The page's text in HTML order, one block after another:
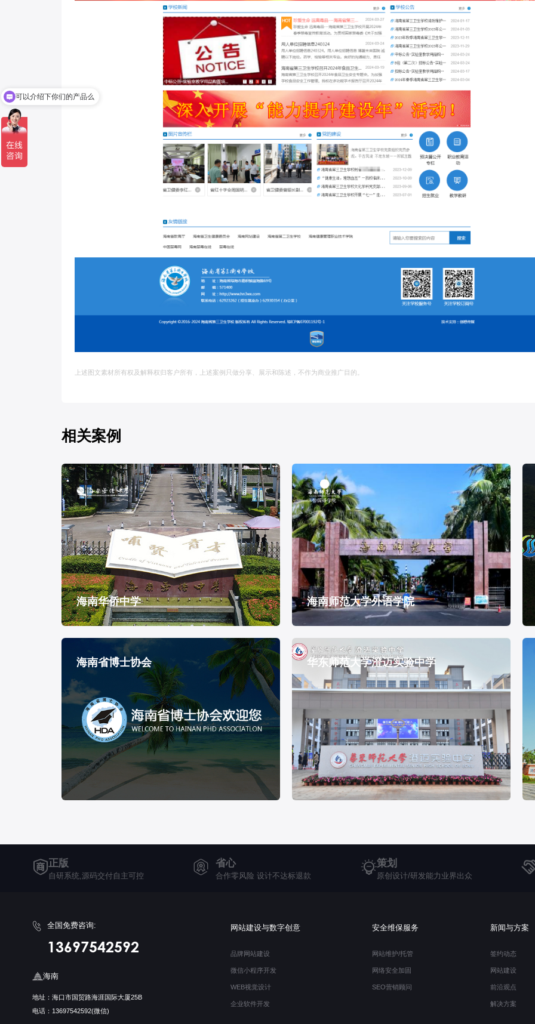
务实派网站开发服
Hi，我们可以一起帮您解决,您目前需解决的问题!
13697542592
上述图文素材所有权及解释权归客户所有，上述案例只做分享、展示和陈述，不作为商业推广目的。
相关案例
海南华侨中学 海南师范大学外语学院
海南省博士协会 华东师范大学澄迈实验中学
正版
自研系统,源码交付自主可控
省心
合作零风险 设计不达标退款
策划
原创设计/研发能力业界出众
全国免费咨询:
13697542592
海南
地址：海口市国贸路海涯国际大厦25B
电话：13697542592(微信)
网站建设与数字创意
品牌网站建设
微信小程序开发
WEB视觉设计
企业软件开发
安全维保服务
网站维护/托管
网络安全加固
SEO营销顾问
新闻与方案
签约动态
网站建设
前沿观点
解决方案
可以介绍下你们的产品么